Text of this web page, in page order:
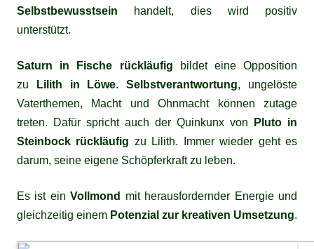
Selbstbewusstsein handelt, dies wird positiv
unterstützt.
Saturn in Fische rückläufig bildet eine Opposition
zu
Lilith in Löwe.Selbstverantwortung, ungelöste
Vaterthemen, Macht und Ohnmacht können zutage
treten. Dafür spricht auch der Quinkunx von
Pluto in
Steinbock rückläufig zu Lilith. Immer wieder geht es
darum, seine eigene Schöpferkraft zu leben.
Es ist einVollmond
mit herausfordernder Energie und
gleichzeitig einem Potenzial zur kreativen Umsetzung.